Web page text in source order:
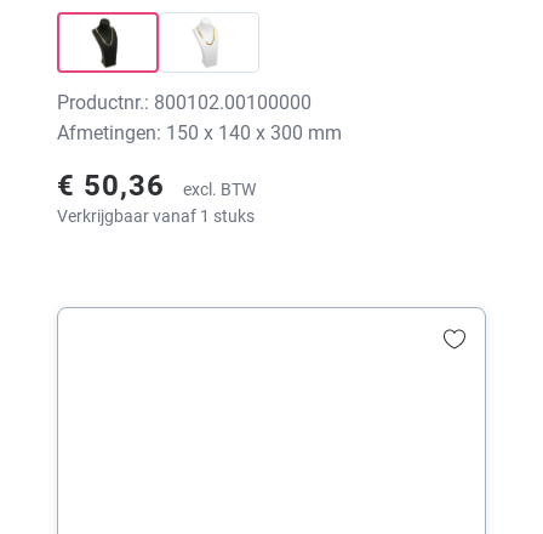
Productnr.: 800102.00100000
Afmetingen: 150 x 140 x 300 mm
€ 50,36
excl. BTW
Verkrijgbaar vanaf 1 stuks